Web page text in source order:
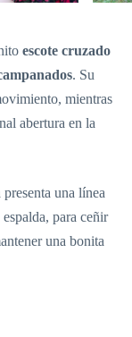
escote cruzado
. Su
mientras
abertura en la
presenta una línea
para ceñir
una bonita